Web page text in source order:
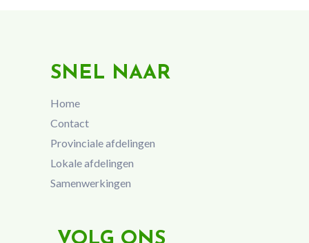
SNEL NAAR
Home
Contact
Provinciale afdelingen
Lokale afdelingen
Samenwerkingen